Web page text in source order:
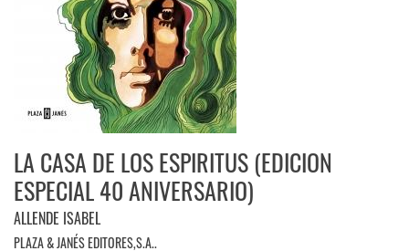
LA CASA DE LOS ESPIRITUS (EDICION
ESPECIAL 40 ANIVERSARIO)
ALLENDE ISABEL
PLAZA & JANÉS EDITORES,S.A..